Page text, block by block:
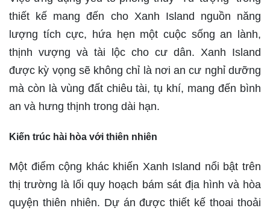
thiết kế mang đến cho Xanh Island nguồn năng
lượng tích cực, hứa hẹn một cuộc sống an lành,
thịnh vượng và tài lộc cho cư dân. Xanh Island
được kỳ vọng sẽ không chỉ là nơi an cư nghỉ dưỡng
mà còn là vùng đất chiêu tài, tụ khí, mang đến bình
an và hưng thịnh trong dài hạn.
Kiến trúc hài hòa với thiên nhiên
Một điểm cộng khác khiến Xanh Island nổi bật trên
thị trường là lối quy hoạch bám sát địa hình và hòa
quyện thiên nhiên. Dự án được thiết kế thoai thoải